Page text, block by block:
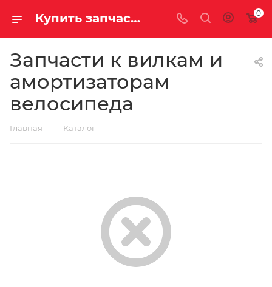
Купить запчасти к вилкам и амортизаторам велосипеда в Саратове и Энгельсе 0
Запчасти к вилкам и
амортизаторам
велосипеда
Главная — Каталог